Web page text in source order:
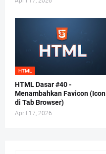
HTML
HTML Dasar #40 -
Menambahkan Favicon (Icon
di Tab Browser)
April 17, 2026